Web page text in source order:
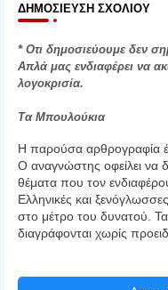
ΔΗΜΟΣΊΕΥΣΗ ΣΧΟΛΊΟΥ
* Οτι δημοσιεύουμε δεν
Απλά μας ενδιαφέρει να
λογοκρισία.
Τα Μπουλούκια
Η παρούσα αρθρογραφία
Ο αναγνώστης οφείλει να
θέματα που τον
Ελληνικές και
στο μέτρο του δυνατού.
διαγράφονται χωρίς